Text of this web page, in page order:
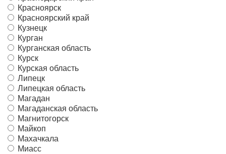
Красноярск
Красноярский край
Кузнецк
Курган
Курганская область
Курск
Курская область
Липецк
Липецкая область
Магадан
Магаданская область
Магнитогорск
Майкоп
Махачкала
Миасс